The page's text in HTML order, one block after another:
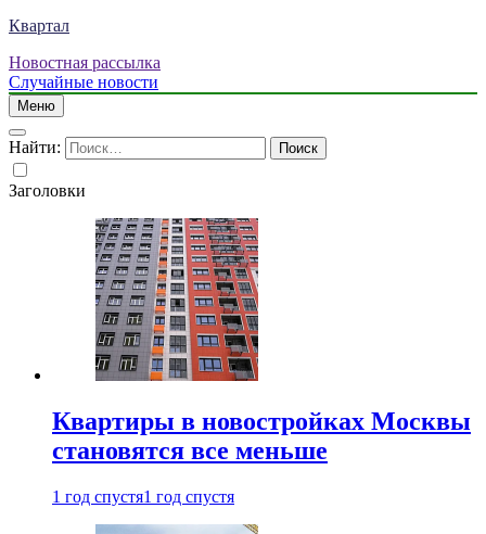
Квартал
Новостная рассылка
Случайные новости
Меню
Найти:
Заголовки
Квартиры в новостройках Москвы
становятся все меньше
1 год спустя1 год спустя